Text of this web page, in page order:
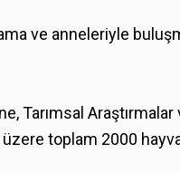
ve anneleriyle
Tarımsal Araştırmalar
toplam 2000